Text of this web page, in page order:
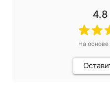
4.8
На основе